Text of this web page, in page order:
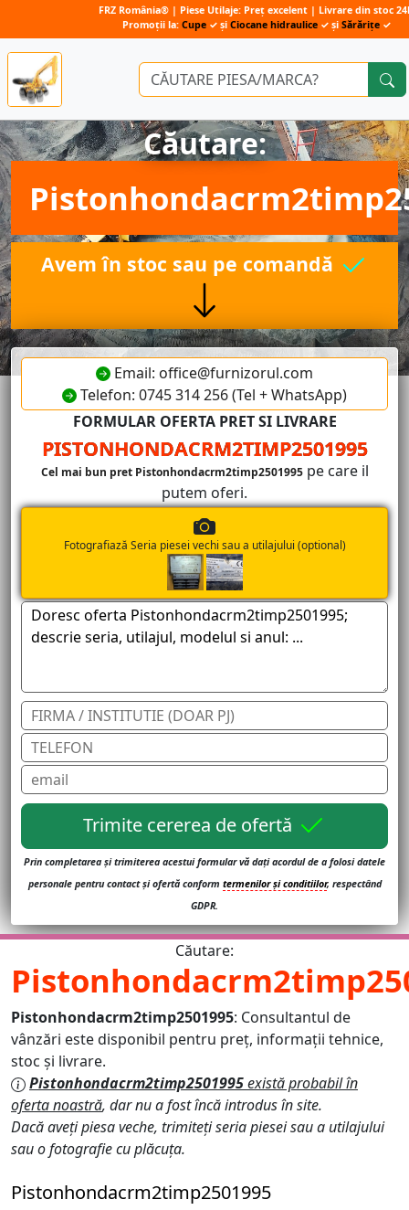
Căutare:
Avem în stoc sau pe comandă
Email: office@furnizorul.com
Telefon: 0745 314 256 (Tel + WhatsApp)
FORMULAR OFERTA PRET SI LIVRARE
PISTONHONDACRM2TIMP2501995
Cel mai bun pret Pistonhondacrm2timp2501995pe care il
putem oferi.
Fotografiază Seria piesei vechi sau a utilajului (optional)
Trimite cererea de ofertă
Prin completarea și trimiterea acestui formular vă dați acordul de a folosi datele
personale pentru contact și ofertă conform termenilor și conditiilor, respectând
GDPR.
Căutare:
Pistonhondacrm2timp2501995: Consultantul de
vânzări este disponibil pentru preț, informații tehnice,
stoc și livrare.
Pistonhondacrm2timp2501995există probabil în
oferta noastră, dar nu a fost încă introdus în site.
Dacă aveți piesa veche, trimiteți seria piesei sau a utilajului
sau o fotografie cu plăcuța.
Pistonhondacrm2timp2501995
FRZ România® | Piese Utilaje: Preț excelent | Livrare din stoc
Promoții la: Cupe ✓ și Ciocane hidraulice✓ și Sărărițe✓